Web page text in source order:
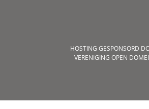
HOSTING GESPONSORD
VERENIGING OPEN